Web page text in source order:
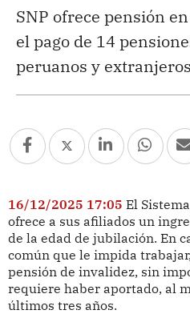
SNP ofrece pensión
el pago de 14
peruanos y
16/12/2025 17:05 El
ofrece a sus afiliados un
de la edad de jubilación. En
común que le impida
pensión de invalidez, sin
requiere haber aportado, al
últimos tres años.